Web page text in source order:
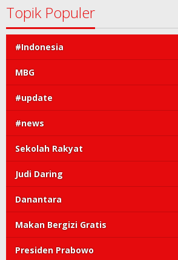
Topik Populer
#Indonesia
MBG
#update
#news
Sekolah Rakyat
Judi Daring
Danantara
Makan Bergizi Gratis
Presiden Prabowo